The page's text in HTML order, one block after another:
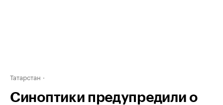
Татарстан
Синоптики предупредили о